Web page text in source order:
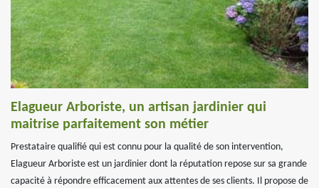
Elagueur Arboriste, un artisan jardinier qui
maitrise parfaitement son métier
Prestataire qualifié qui est connu pour la qualité de son intervention,
Elagueur Arboriste est un jardinier dont la réputation repose sur sa grande
capacité à répondre efficacement aux attentes de ses clients. Il propose de